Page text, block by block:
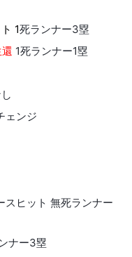
1死ランナー3塁
1死ランナー1塁
ェンジ
スヒット 無死ランナー
ナー3塁